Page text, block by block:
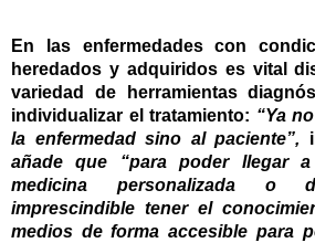
En las enfermedades con
heredados y adquiridos es vital
variedad de herramientas
individualizar el tratamiento: “Ya
la enfermedad sino al paciente”,
añade que “para poder llegar
medicina personalizada o
imprescindible tener el
medios de forma accesible para